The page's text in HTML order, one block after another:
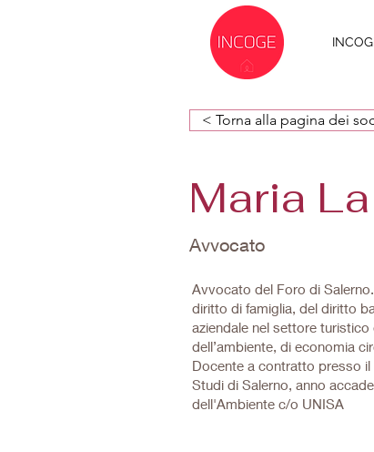
< Torna alla pagina dei
Maria
Avvocato
Avvocato del Foro di
diritto di famiglia, del diritto
aziendale nel settore
dell’ambiente, di economia
Docente a contratto presso il
Studi di Salerno, anno
dell'Ambiente c/o UNISA